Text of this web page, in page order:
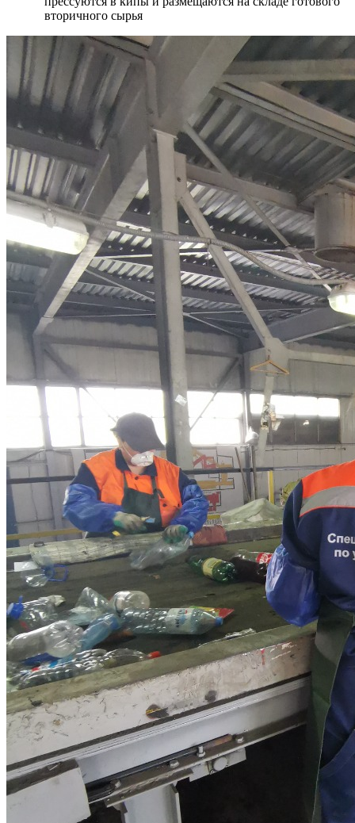
вторичного сырья